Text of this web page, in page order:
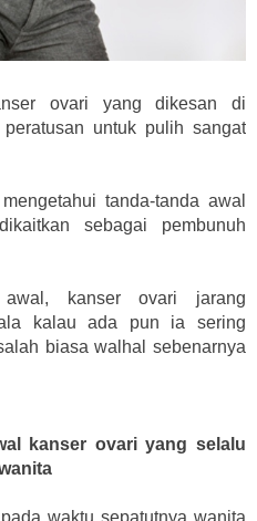
ovari yang dikesan di
untuk pulih sangat
tanda-tanda awal
sebagai pembunuh
kanser ovari jarang
kalau ada pun ia sering
biasa walhal sebenarnya
kanser ovari yang selalu
waktu sepatutnya wanita